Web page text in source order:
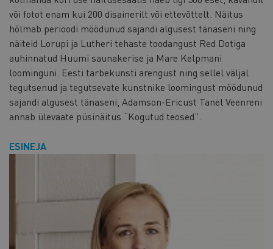
või fotot enam kui 200 disainerilt või ettevõttelt. Näitus
hõlmab perioodi möödunud sajandi algusest tänaseni ning
näiteid Lorupi ja Lutheri tehaste toodangust Red Dotiga
auhinnatud Huumi saunakerise ja Mare Kelpmani
loominguni. Eesti tarbekunsti arengust ning sellel väljal
tegutsenud ja tegutsevate kunstnike loomingust möödunud
sajandi algusest tänaseni, Adamson-Ericust Tanel Veenreni
annab ülevaate püsinäitus “Kogutud teosed”.
ESINEJA